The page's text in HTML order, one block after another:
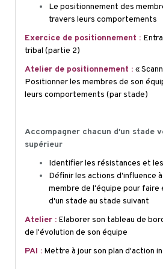
Le positionnement des
travers leurs comportements
Exercice de positionnement :
tribal (partie 2)
Atelier de positionnement : «
Positionner les membres de son
leurs comportements (par stade)
Accompagner chacun d'un stade
supérieur
Identifier les résistances et
Définir les actions d'influence
membre de l'équipe pour faire
d'un stade au stade suivant
Atelier : Elaborer son tableau de
de l'évolution de son équipe
PAI : Mettre à jour son plan d'action